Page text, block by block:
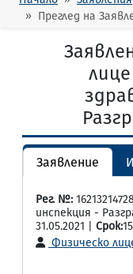
Преглед на
Заявление
Рег. №:
инспекция -
31.05.2021 | Срок:
Физическо